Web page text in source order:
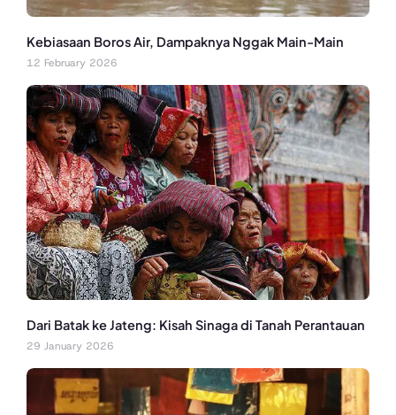
Kebiasaan Boros Air, Dampaknya Nggak Main-Main
12 February 2026
Dari Batak ke Jateng: Kisah Sinaga di Tanah Perantauan
29 January 2026